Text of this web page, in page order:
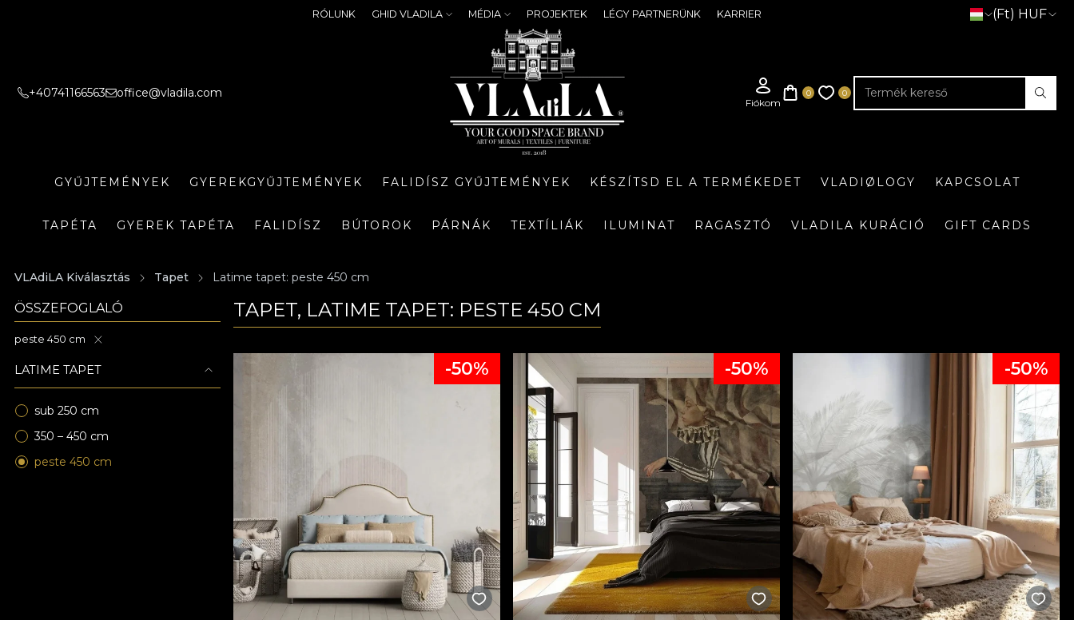
RÓLUNK GHID VLADILA MÉDIA PROJEKTEK LÉGY PARTNERÜNK KARRIER (Ft) HUF
+40741166563 office@vladila.com
GYŰJTEMÉNYEK GYEREKGYŰJTEMÉNYEK FALIDÍSZ GYŰJTEMÉNYEK KÉSZÍTSD EL A TERMÉKEDET VLADIØLOGY KAPCSOLAT
TAPÉTA GYEREK TAPÉTA FALIDÍSZ BÚTOROK PÁRNÁK TEXTÍLIÁK ILUMINAT RAGASZTÓ VLADILA KURÁCIÓ GIFT CARDS
VLAdiLA Kiválasztás Tapet Latime tapet: peste 450 cm
ÖSSZEFOGLALÓ
peste 450 cm
LATIME TAPET
sub 250 cm
350 – 450 cm
peste 450 cm
TAPET, LATIME TAPET: PESTE 450 CM
-50% -50% -50%